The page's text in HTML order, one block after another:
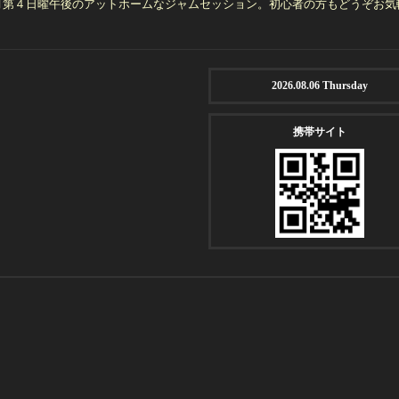
第４日曜午後のアットホームなジャムセッション。初心者の方もどうぞお気
2026.08.06 Thursday
携帯サイト